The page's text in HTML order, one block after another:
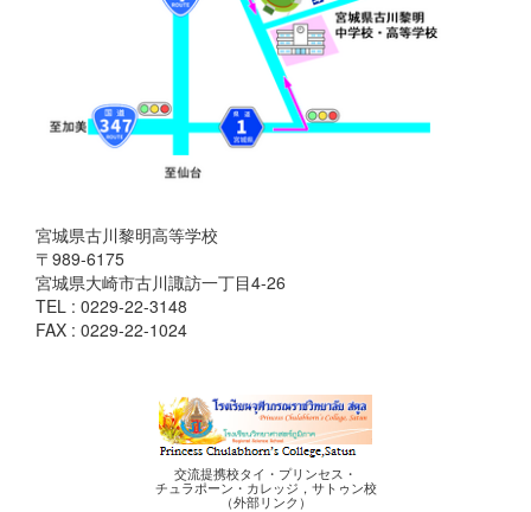
宮城県古川黎明高等学校
〒989-6175
宮城県大崎市古川諏訪一丁目4-26
TEL : 0229-22-3148
FAX : 0229-22-1024
交流提携校タイ・プリンセス・
チュラポーン・カレッジ，サトゥン校
（外部リンク）